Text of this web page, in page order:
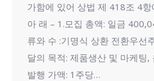
가함에 있어 상법 제 418조 4
아 래 – 1.모집 총액: 일금
류와 수 :기명식 상환 전환우선
달의 목적: 제품생산 및 마케팅,
발행 가액: 1주당…